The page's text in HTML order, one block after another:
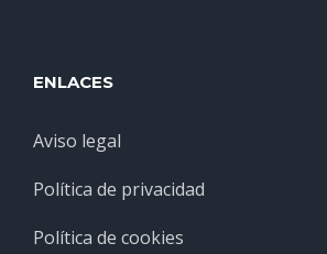
ENLACES
Aviso legal
Política de privacidad
Política de cookies